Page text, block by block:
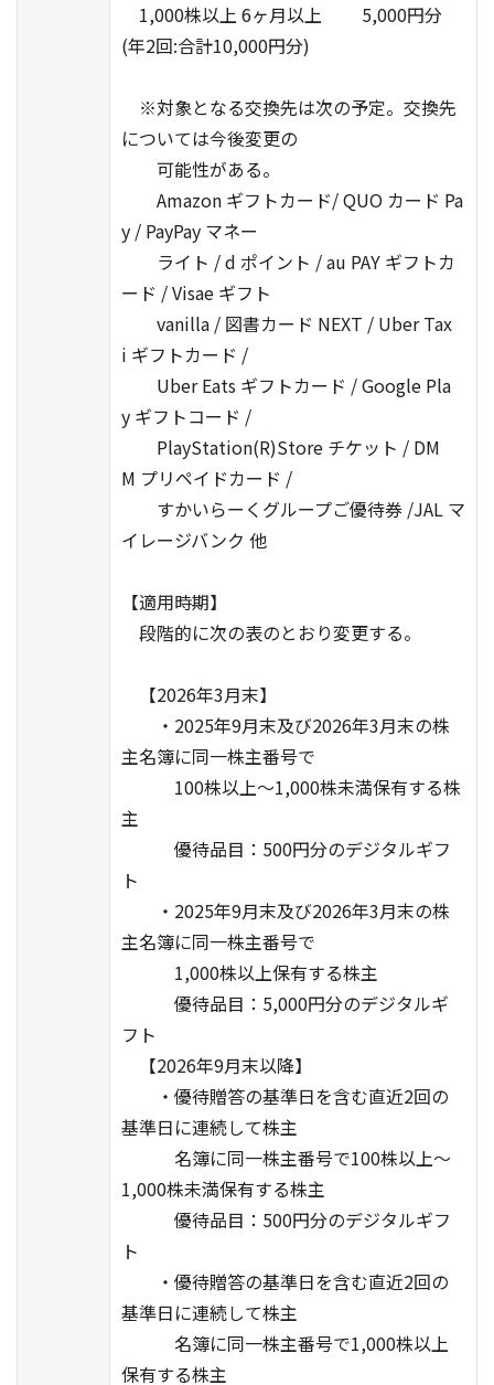
1,000株以上 6ヶ月以上 5,000円分
(年2回:合計10,000円分)
※対象となる交換先は次の予定。交換先
については今後変更の
可能性がある。
Amazon ギフトカード/ QUO カード Pa
y / PayPay マネー
ライト / d ポイント / au PAY ギフトカ
ード / Visae ギフト
vanilla / 図書カード NEXT / Uber Tax
i ギフトカード /
Uber Eats ギフトカード / Google Pla
y ギフトコード /
PlayStation(R)Store チケット / DM
M プリペイドカード /
すかいらーくグループご優待券 /JAL マ
イレージバンク 他
【適用時期】
段階的に次の表のとおり変更する。
【2026年3月末】
・2025年9月末及び2026年3月末の株
主名簿に同一株主番号で
100株以上～1,000株未満保有する株
主
優待品目：500円分のデジタルギフ
ト
・2025年9月末及び2026年3月末の株
主名簿に同一株主番号で
1,000株以上保有する株主
優待品目：5,000円分のデジタルギ
フト
【2026年9月末以降】
・優待贈答の基準日を含む直近2回の
基準日に連続して株主
名簿に同一株主番号で100株以上～
1,000株未満保有する株主
優待品目：500円分のデジタルギフ
ト
・優待贈答の基準日を含む直近2回の
基準日に連続して株主
名簿に同一株主番号で1,000株以上
保有する株主